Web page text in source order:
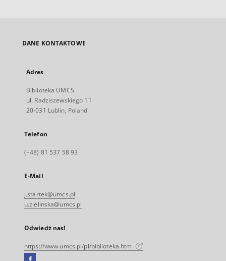
DANE KONTAKTOWE
Adres
Biblioteka UMCS
ul. Radziszewskiego 11
20-031 Lublin, Poland
Telefon
(+48) 81 537 58 93
E-Mail
j.startek@umcs.pl
u.zielinska@umcs.pl
Odwiedź nas!
https://www.umcs.pl/pl/biblioteka.htm
Facebook